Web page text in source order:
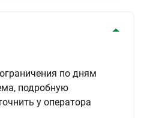
по дням
подробную
у оператора